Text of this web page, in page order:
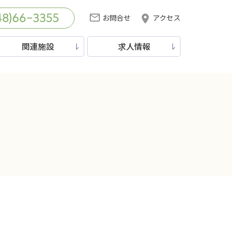
3355 お問合せ アクセス
関連施設 求人情報